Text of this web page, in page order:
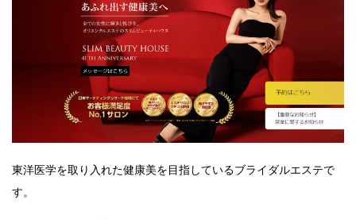
東洋医学を取り入れた健康美を目指しているブライダルエステで
す。